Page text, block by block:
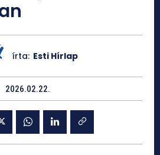
írta: Esti Hírlap
2026.02.22.